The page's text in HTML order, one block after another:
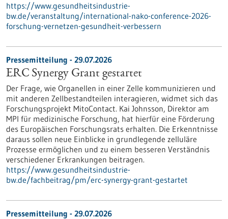
https://www.gesundheitsindustrie-
bw.de/veranstaltung/international-nako-conference-2026-
forschung-vernetzen-gesundheit-verbessern
Pressemitteilung - 29.07.2026
ERC Synergy Grant gestartet
Der Frage, wie Organellen in einer Zelle kommunizieren und
mit anderen Zellbestandteilen interagieren, widmet sich das
Forschungsprojekt MitoContact. Kai Johnsson, Direktor am
MPI für medizinische Forschung, hat hierfür eine Förderung
des Europäischen Forschungsrats erhalten. Die Erkenntnisse
daraus sollen neue Einblicke in grundlegende zelluläre
Prozesse ermöglichen und zu einem besseren Verständnis
verschiedener Erkrankungen beitragen.
https://www.gesundheitsindustrie-
bw.de/fachbeitrag/pm/erc-synergy-grant-gestartet
Pressemitteilung - 29.07.2026